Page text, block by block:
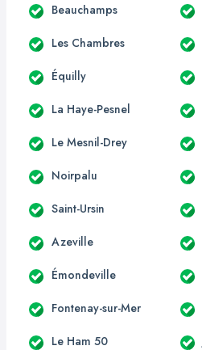
Beauchamps
Les Chambres
Équilly
La Haye-Pesnel
Le Mesnil-Drey
Noirpalu
Saint-Ursin
Azeville
Émondeville
Fontenay-sur-Mer
Le Ham 50